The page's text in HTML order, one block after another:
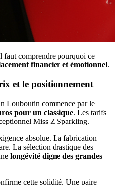
faut comprendre pourquoi ce
financier et émotionnel.
et le positionnement
Louboutin commence par le
pour un classique. Les tarifs
Miss Z Sparkling.
absolue. La fabrication
La sélection drastique des
longévité digne des grandes
cette solidité. Une paire